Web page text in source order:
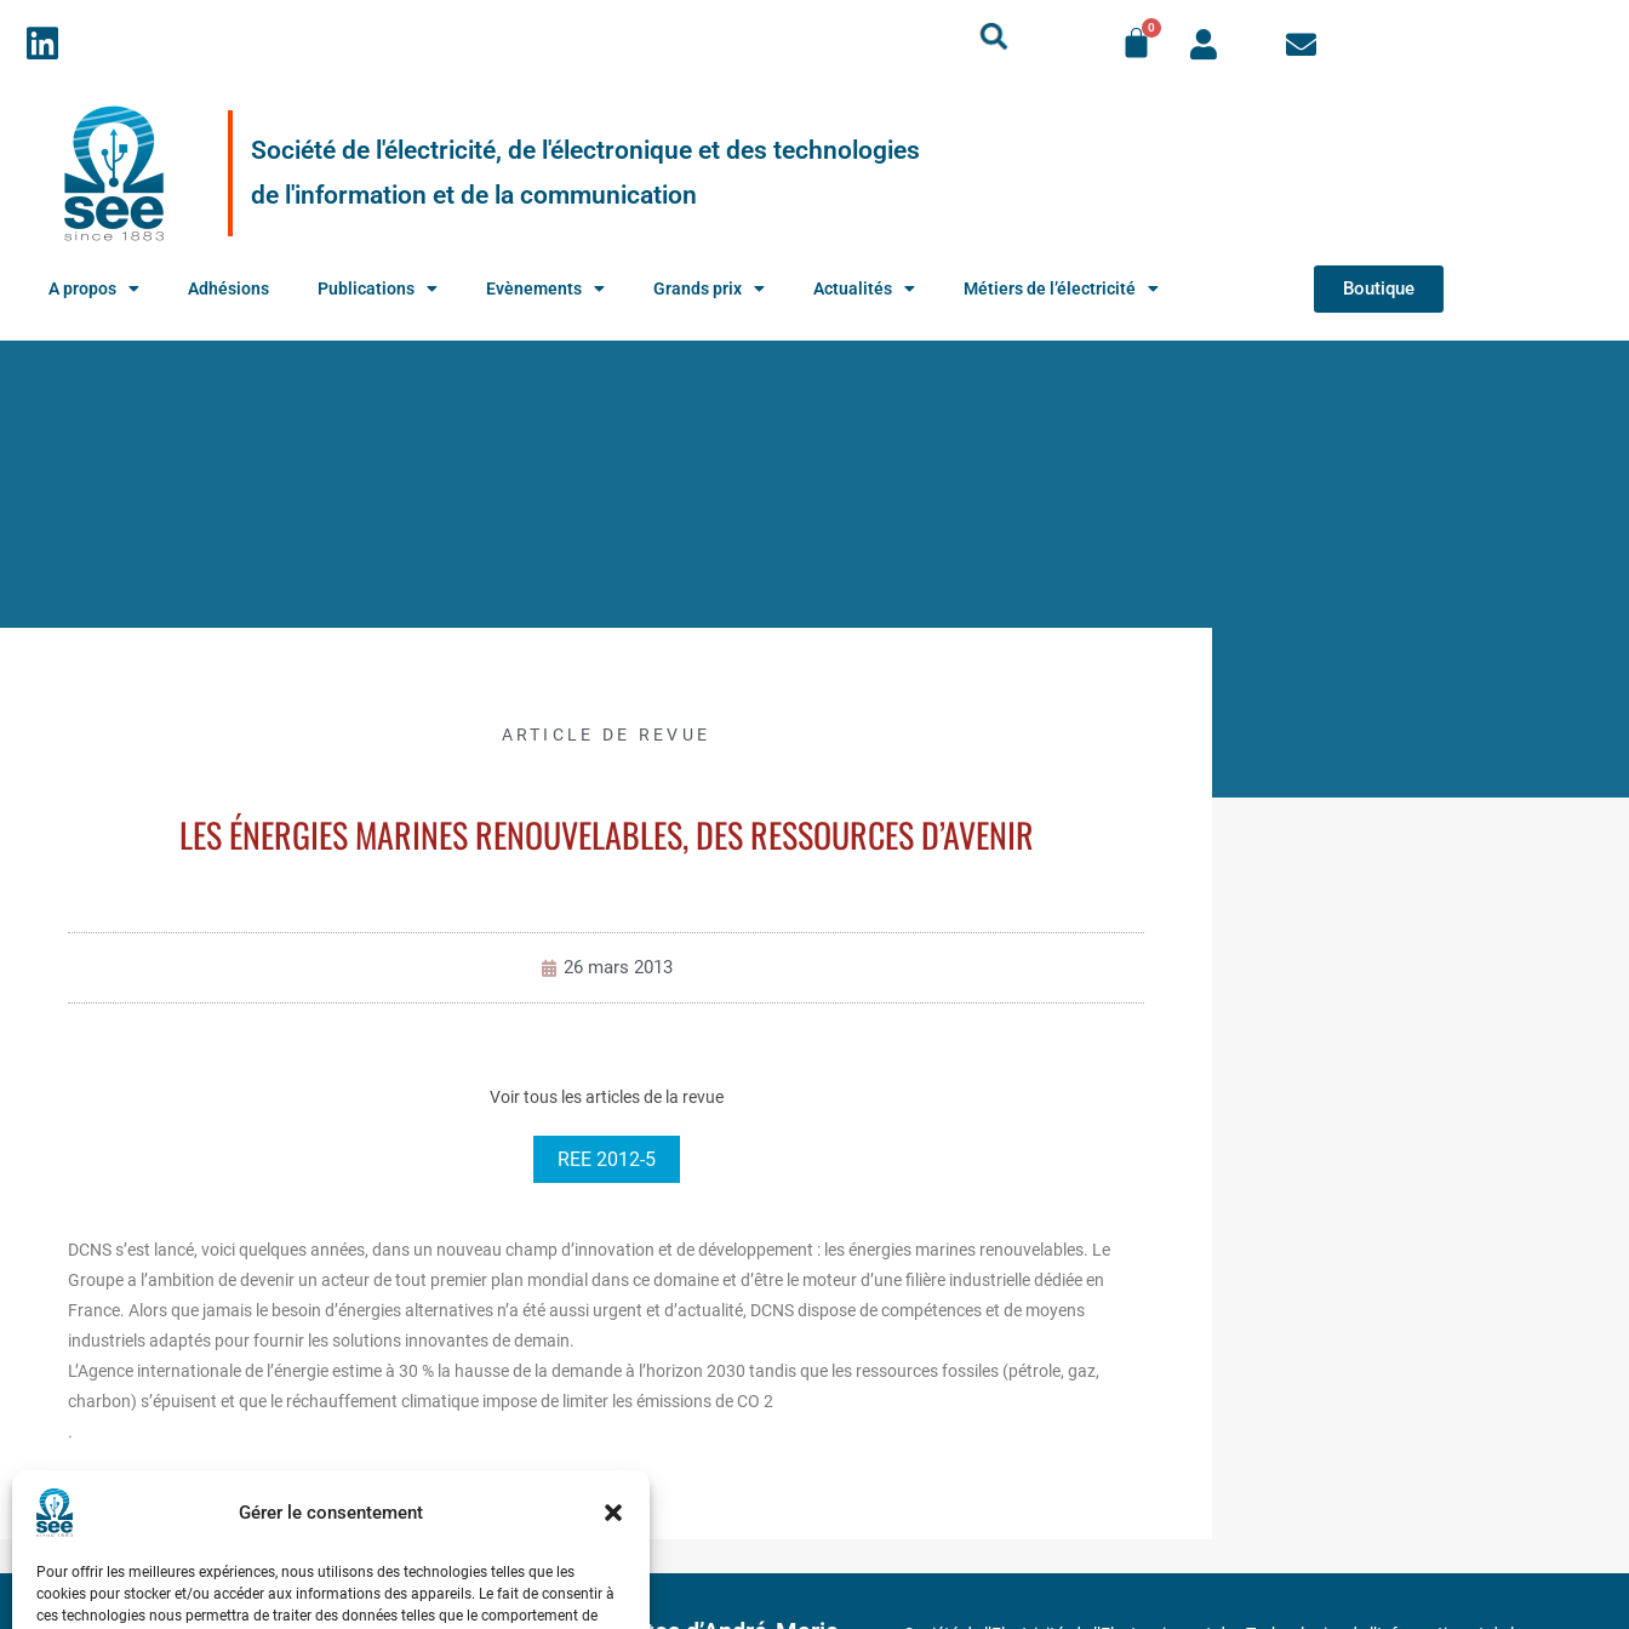
Gérer le consentement
Pour offrir les meilleures expériences, nous utilisons des technologies telles que les
cookies pour stocker et/ou accéder aux informations des appareils. Le fait de consentir à
ces technologies nous permettra de traiter des données telles que le comportement de
Société de l'électricité, de l'électronique et des technologies
de l'information et de la communication
A propos Adhésions Publications Evènements Grands prix Actualités Métiers de l’électricité Boutique
ARTICLE DE REVUE
LES ÉNERGIES MARINES RENOUVELABLES, DES RESSOURCES D’AVENIR
26 mars 2013
Voir tous les articles de la revue
REE 2012-5
DCNS s’est lancé, voici quelques années, dans un nouveau champ d’innovation et de développement : les énergies marines renouvelables. Le
Groupe a l’ambition de devenir un acteur de tout premier plan mondial dans ce domaine et d’être le moteur d’une filière industrielle dédiée en
France. Alors que jamais le besoin d’énergies alternatives n’a été aussi urgent et d’actualité, DCNS dispose de compétences et de moyens
industriels adaptés pour fournir les solutions innovantes de demain.
L’Agence internationale de l’énergie estime à 30 % la hausse de la demande à l’horizon 2030 tandis que les ressources fossiles (pétrole, gaz,
charbon) s’épuisent et que le réchauffement climatique impose de limiter les émissions de CO 2
.